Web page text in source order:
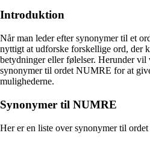
Introduktion
Når man leder efter synonymer til et
nyttigt at udforske forskellige ord, der
betydninger eller følelser. Herunder
synonymer til ordet NUMRE for at
mulighederne.
Synonymer til NUMRE
Her er en liste over synonymer til